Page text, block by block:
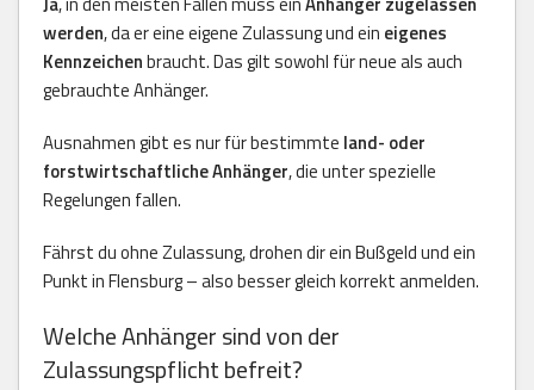
werden, da er eine eigene Zulassung und ein eigenes
Kennzeichenbraucht. Das gilt sowohl für neue als auch
gebrauchte Anhänger.
Ausnahmen gibt es nur für bestimmte land- oder
forstwirtschaftliche Anhänger, die unter spezielle
Regelungen fallen.
Fährst du ohne Zulassung, drohen dir ein Bußgeld und ein
Punkt in Flensburg – also besser gleich korrekt anmelden.
Welche Anhänger sind von der
Zulassungspflicht befreit?